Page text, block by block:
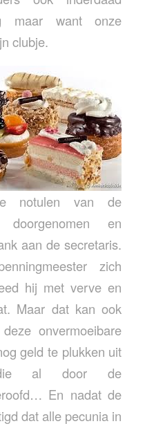
maar want onze
clubje.
notulen van de
doorgenomen en
aan de secretaris.
zich
hij met verve en
Maar dat kan ook
onvermoeibare
geld te plukken uit
die al door de
En nadat de
dat alle pecunia in